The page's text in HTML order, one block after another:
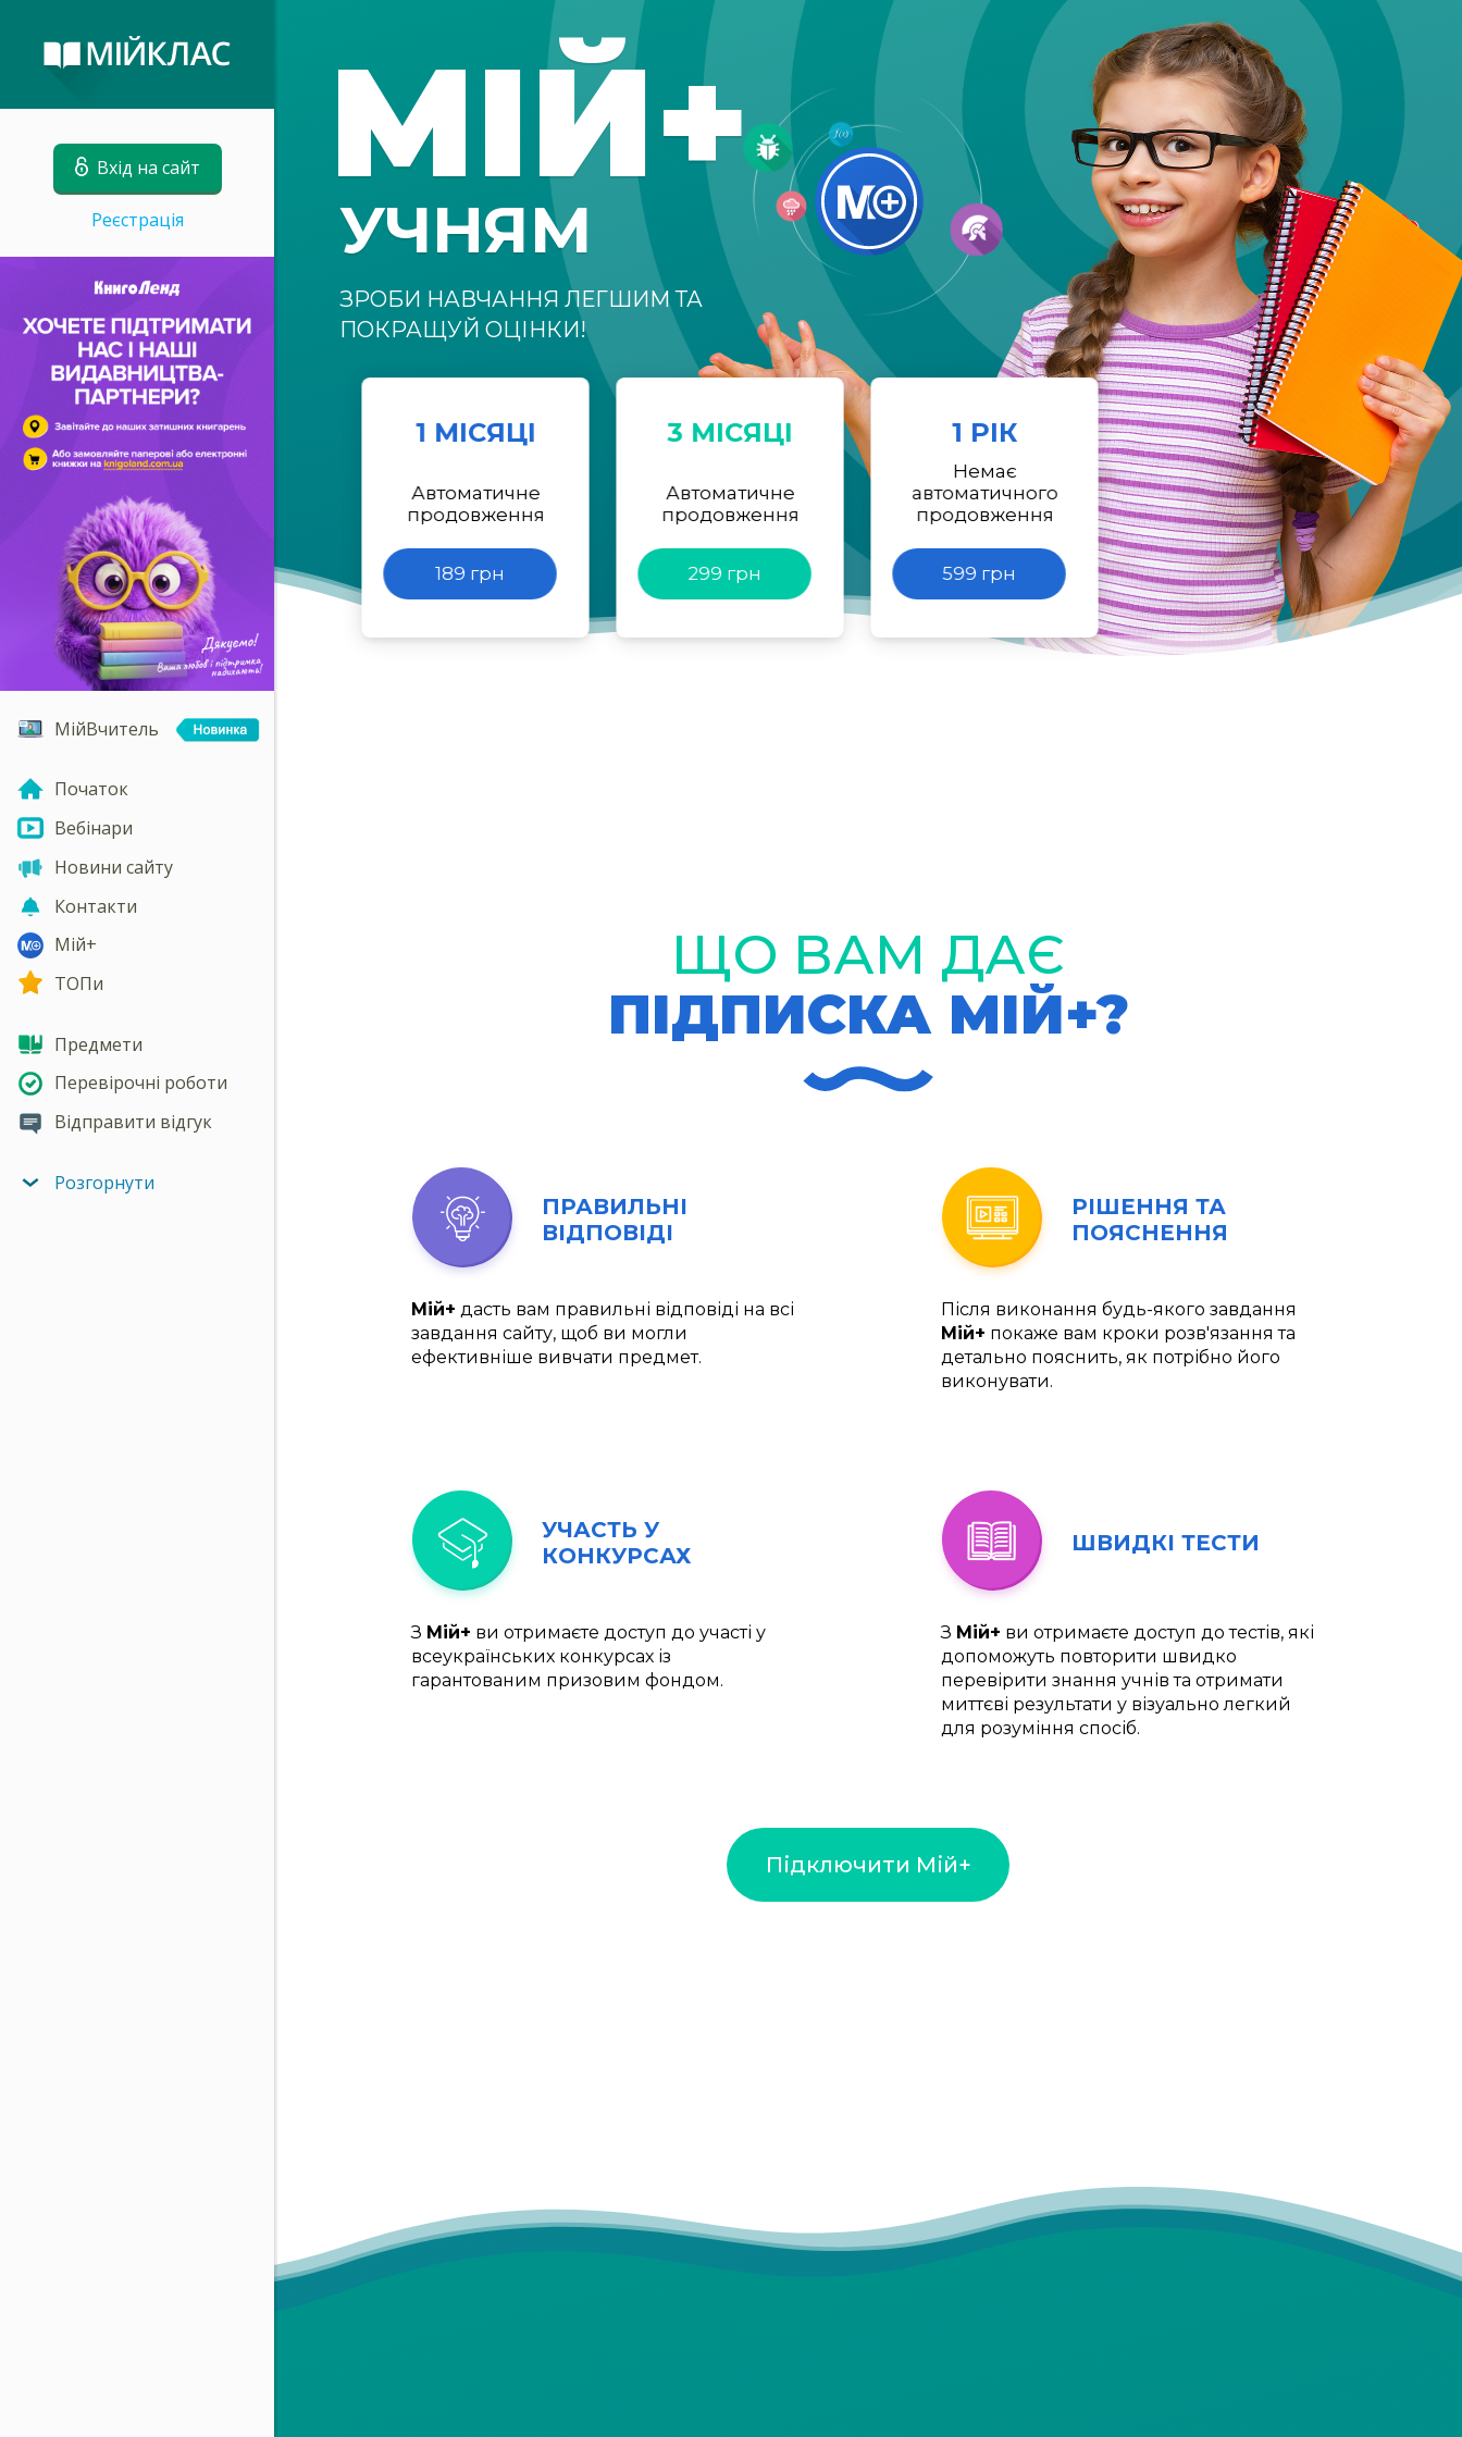
Вхід на сайт
Реєстрація
МійВчитель
Початок
Вебінари
Новини сайту
Контакти
Мій+
ТОПи
Предмети
Перевірочні роботи
Відправити відгук
Розгорнути
МІЙ+
УЧНЯМ
ЗРОБИ НАВЧАННЯ ЛЕГШИМ ТА
ПОКРАЩУЙ ОЦІНКИ!
1 МІСЯЦІ
Автоматичне
продовження
189 грн
3 МІСЯЦІ
Автоматичне
продовження
299 грн
1 РІК
Немає
автоматичного
продовження
599 грн
ЩО ВАМ ДАЄ
ПІДПИСКА МІЙ+?
ПРАВИЛЬНІ
ВІДПОВІДІ
Мій+ дасть вам правильні відповіді на всі
завдання сайту, щоб ви могли
ефективніше вивчати предмет.
РІШЕННЯ ТА
ПОЯСНЕННЯ
Після виконання будь-якого завдання
Мій+ покаже вам кроки розв'язання та
детально пояснить, як потрібно його
виконувати.
УЧАСТЬ У
КОНКУРСАХ
З Мій+ ви отримаєте доступ до участі у
всеукраїнських конкурсах із
гарантованим призовим фондом.
ШВИДКІ ТЕСТИ
З Мій+ ви отримаєте доступ до тестів, які
допоможуть повторити швидко
перевірити знання учнів та отримати
миттєві результати у візуально легкий
для розуміння спосіб.
Підключити Мій+